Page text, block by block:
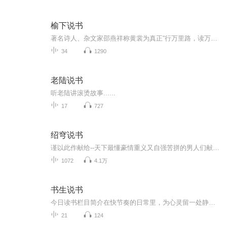
榆下说书
34 1290
老陆说书
听老陆讲滚烫故事......
17 727
绍穹说书
1072 4.1万
书生说书
21 124